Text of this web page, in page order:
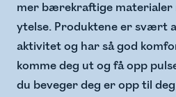
mer bærekraftige materialer
ytelse. Produktene er svært
aktivitet og har så god
komme deg ut og få opp
du beveger deg er opp til